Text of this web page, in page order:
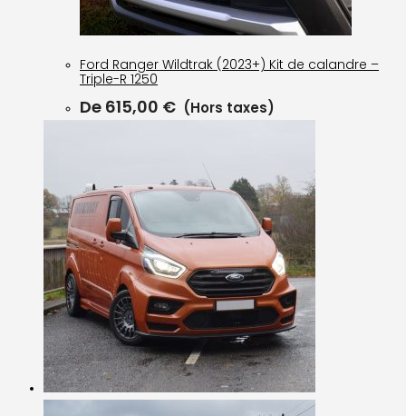
Ford Ranger Wildtrak (2023+) Kit de calandre –
Triple-R 1250
De 615,00 € (Hors taxes)